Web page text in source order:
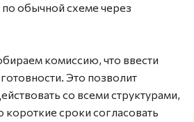
обычной схеме через
комиссию, что ввести
Это позволит
со всеми структурами,
сроки согласовать